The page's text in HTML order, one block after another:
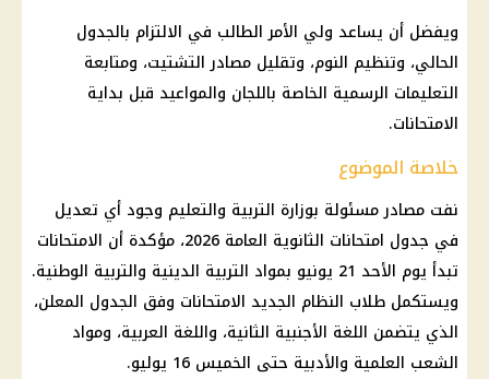
ويفضل أن يساعد ولي الأمر الطالب في الالتزام بالجدول
الحالي، وتنظيم النوم، وتقليل مصادر التشتيت، ومتابعة
التعليمات الرسمية الخاصة باللجان والمواعيد قبل بداية
الامتحانات.
خلاصة الموضوع
نفت مصادر مسئولة بوزارة التربية والتعليم وجود أي تعديل
في جدول امتحانات الثانوية العامة 2026، مؤكدة أن الامتحانات
تبدأ يوم الأحد 21 يونيو بمواد التربية الدينية والتربية الوطنية.
ويستكمل طلاب النظام الجديد الامتحانات وفق الجدول المعلن،
الذي يتضمن اللغة الأجنبية الثانية، واللغة العربية، ومواد
الشعب العلمية والأدبية حتى الخميس 16 يوليو.